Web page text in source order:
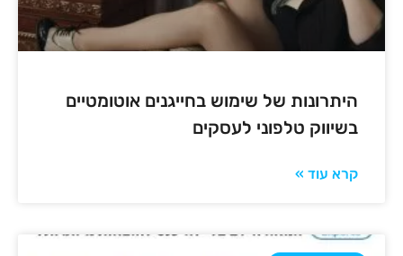
היתרונות של שימוש בחייגנים אוטומטיים
בשיווק טלפוני לעסקים
קרא עוד »